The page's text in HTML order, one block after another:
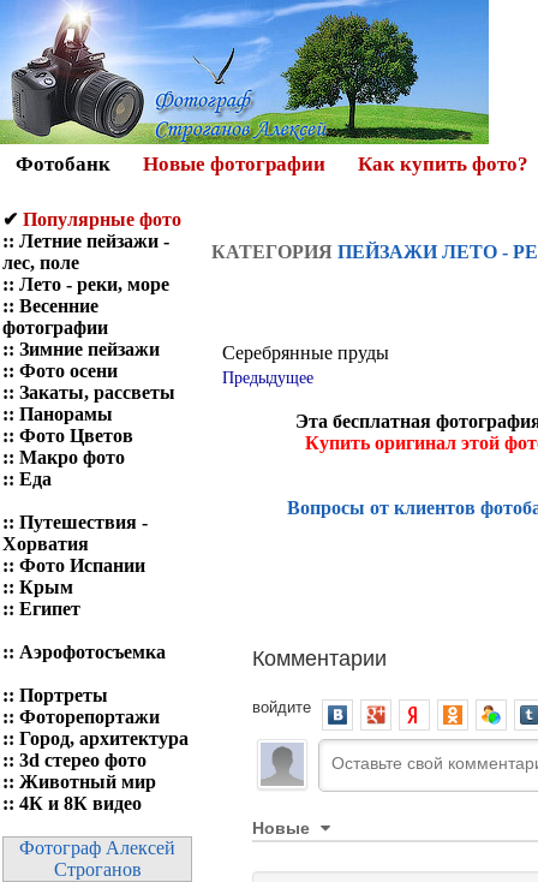
Фотобанк Новые фотографии Как купить фото?
✔ Популярные фото
:: Летние пейзажи -
лес, поле
:: Лето - реки, море
:: Весенние
фотографии
:: Зимние пейзажи
:: Фото осени
:: Закаты, рассветы
:: Панорамы
:: Фото Цветов
:: Макро фото
:: Еда
:: Путешествия -
Хорватия
:: Фото Испании
:: Крым
:: Египет
:: Аэрофотосъемка
:: Портреты
:: Фоторепортажи
:: Город, архитектура
:: 3d стерео фото
:: Животный мир
:: 4К и 8К видео
Фотограф Алексей
Строганов
КАТЕГОРИЯ ПЕЙЗАЖИ ЛЕТО -
Серебрянные пруды
Предыдущее
Эта бесплатная
Купить оригинал этой
Вопросы от клиентов
Комментарии
войдите
Новые